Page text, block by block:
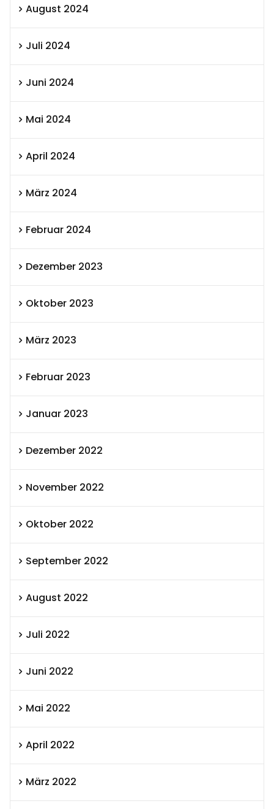
August 2024
Juli 2024
Juni 2024
Mai 2024
April 2024
März 2024
Februar 2024
Dezember 2023
Oktober 2023
März 2023
Februar 2023
Januar 2023
Dezember 2022
November 2022
Oktober 2022
September 2022
August 2022
Juli 2022
Juni 2022
Mai 2022
April 2022
März 2022